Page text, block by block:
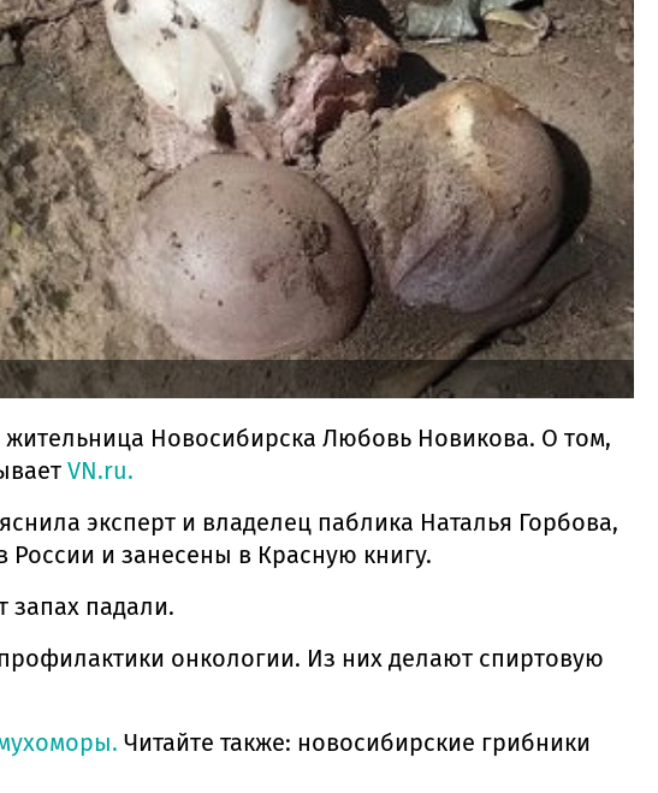
Новосибирска Любовь Новикова. О том,
VN.ru.
эксперт и владелец паблика Наталья Горбова,
и занесены в Красную книгу.
запах падали.
онкологии. Из них делают спиртовую
Читайте также: новосибирские грибники